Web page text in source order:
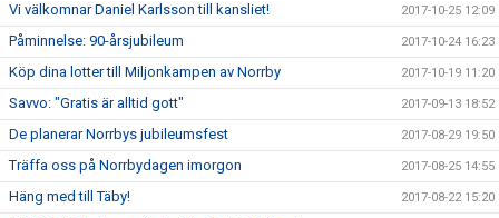
Vi välkomnar Daniel Karlsson till kansliet! 2017-10-25 12:09
Påminnelse: 90-årsjubileum 2017-10-24 16:23
Köp dina lotter till Miljonkampen av Norrby 2017-10-19 11:20
Savvo: "Gratis är alltid gott" 2017-09-13 18:52
De planerar Norrbys jubileumsfest 2017-08-29 19:50
Träffa oss på Norrbydagen imorgon 2017-08-25 14:55
Häng med till Täby! 2017-08-22 15:20